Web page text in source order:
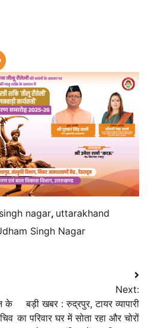
nagar, uttarakhand
Singh Nagar
के
Next:
बड़ी खबर : रुद्रपुर, टायर व्यापारी
का परिवार घर में सोता रहा और चोरों